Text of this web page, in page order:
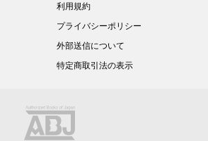
利用規約
プライバシーポリシー
外部送信について
特定商取引法の表示